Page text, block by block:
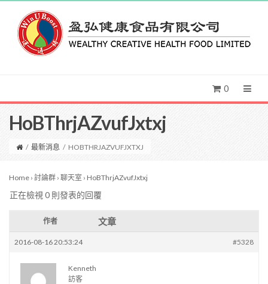
0
HoBThrjAZvufJxtxj
/ 最新消息 / HOBTHRJAZVUFJXTXJ
Home › 討論群 › 聊天室 › HoBThrjAZvufJxtxj
正在檢視 0 則發表的回覆
作者 文章
2016-08-16 20:53:24 #5328
Kenneth
訪客